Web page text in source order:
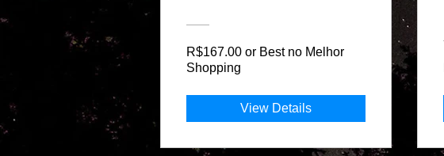
R$167.00 or Best no Melhor
Shopping
View Details